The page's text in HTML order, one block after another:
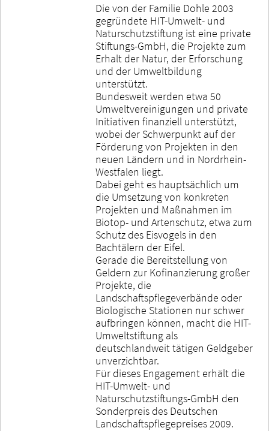
Die von der Familie Dohle 2003
gegründete HIT-Umwelt- und
Naturschutzstiftung ist eine private
Stiftungs-GmbH, die Projekte zum
Erhalt der Natur, der Erforschung
und der Umweltbildung
unterstützt.
Bundesweit werden etwa 50
Umweltvereinigungen und private
Initiativen finanziell unterstützt,
wobei der Schwerpunkt auf der
Förderung von Projekten in den
neuen Ländern und in Nordrhein-
Westfalen liegt.
Dabei geht es hauptsächlich um
die Umsetzung von konkreten
Projekten und Maßnahmen im
Biotop- und Artenschutz, etwa zum
Schutz des Eisvogels in den
Bachtälern der Eifel.
Gerade die Bereitstellung von
Geldern zur Kofinanzierung großer
Projekte, die
Landschaftspflegeverbände oder
Biologische Stationen nur schwer
aufbringen können, macht die HIT-
Umweltstiftung als
deutschlandweit tätigen Geldgeber
unverzichtbar.
Für dieses Engagement erhält die
HIT-Umwelt- und
Naturschutzstiftungs-GmbH den
Sonderpreis des Deutschen
Landschaftspflegepreises 2009.